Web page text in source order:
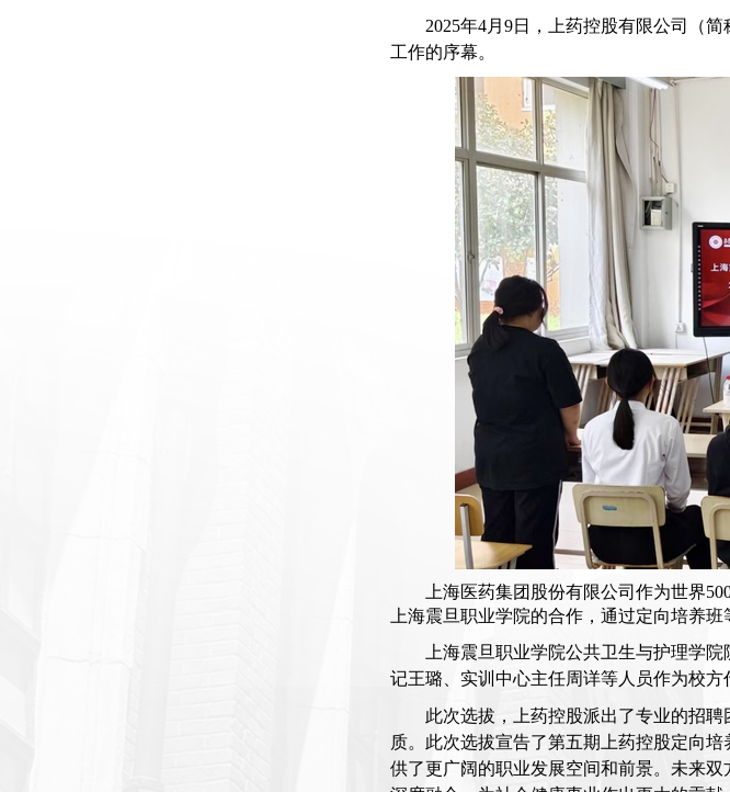
2025年4月 9日，上药控股有限公司（
工作的序幕。
上海医药集团股份有限公司作为世界
上海震旦职业学院的合作，通过定向培养
上海震旦职业学院公共卫生与护理学
记王璐、实训中心主任周详等人员作为校方
此次选拔，上药控股派出了专业的招
质。此次选拔宣告了第五期上药控股定向
供了更广阔的职业发展空间和前景。未来